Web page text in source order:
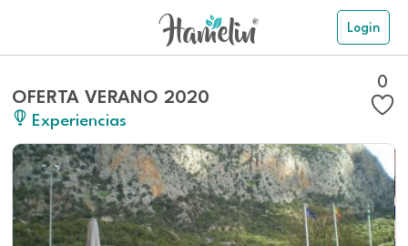
Login
OFERTA VERANO 2020
Experiencias
0